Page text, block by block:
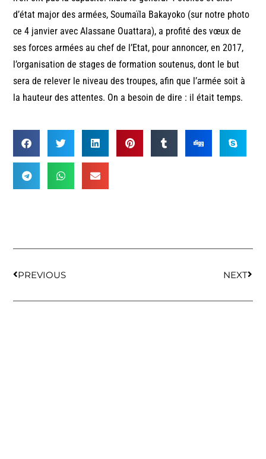
d’état major des armées, Soumaïla Bakayoko (sur notre photo
ce 4 janvier avec Alassane Ouattara), a profité des vœux de
ses forces armées au chef de l’Etat, pour annoncer, en 2017,
l’organisation de stages de formation soutenus, dont le but
sera de relever le niveau des troupes, afin que l’armée soit à
la hauteur des attentes. On a besoin de dire : il était temps.
PREVIOUS NEXT